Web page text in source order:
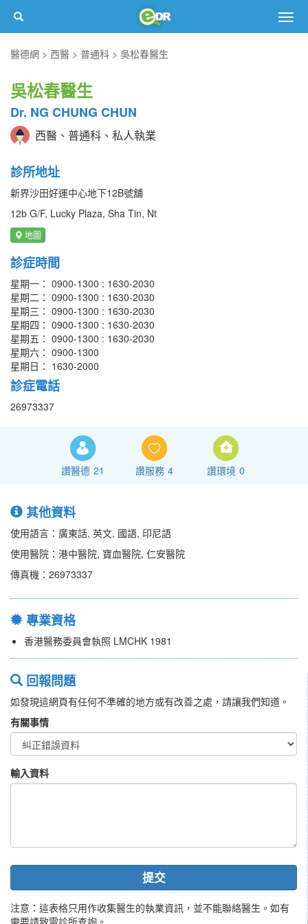
醫德網
西醫 普通科 吳松春醫生
吳松春醫生
Dr. NG CHUNG CHUN
西醫、普通科、私人執業
診所地址
新界沙田好運中心地下12B號舖
12b G/F, Lucky Plaza, Sha Tin, Nt
地圖
診症時間
星期一： 0900-1300 : 1630-2030
星期二： 0900-1300 : 1630-2030
星期三： 0900-1300 : 1630-2030
星期四： 0900-1300 : 1630-2030
星期五： 0900-1300 : 1630-2030
星期六： 0900-1300
星期日： 1630-2000
診症電話
26973337
讚醫德 21 讚服務 4 讚環境 0
其他資料
使用語言：廣東話, 英文, 國語, 印尼語
使用醫院：港中醫院, 寶血醫院, 仁安醫院
傳真機：26973337
專業資格
香港醫務委員會執照 LMCHK 1981
回報問題
如發現這網頁有任何不準確的地方或有改善之處，請讓我們知道。
有關事情
輸入資料
提交
注意：這表格只用作收集醫生的執業資訊，並不能聯絡醫生。如有